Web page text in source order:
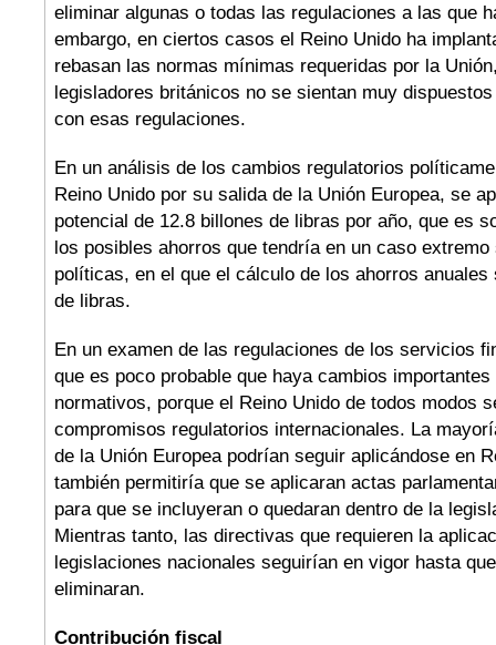
eliminar algunas o todas las regulaciones a las que
embargo, en ciertos casos el Reino Unido ha
rebasan las normas mínimas requeridas por la
legisladores británicos no se sientan muy
con esas regulaciones.
En un análisis de los cambios regulatorios
Reino Unido por su salida de la Unión Europea, se
potencial de 12.8 billones de libras por año, que es
los posibles ahorros que tendría en un caso
políticas, en el que el cálculo de los ahorros
de libras.
En un examen de las regulaciones de los servicios
que es poco probable que haya cambios
normativos, porque el Reino Unido de todos modos
compromisos regulatorios internacionales. La
de la Unión Europea podrían seguir aplicándose en
también permitiría que se aplicaran actas
para que se incluyeran o quedaran dentro de la
Mientras tanto, las directivas que requieren la
legislaciones nacionales seguirían en vigor hasta
eliminaran.
Contribución fiscal